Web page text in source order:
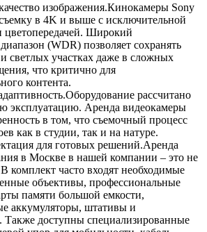
изображения.Кинокамеры Sony
в 4K и выше с исключительной
цветопередачей. Широкий
(WDR) позволяет сохранять
и светлых участках даже в сложных
что критично для
контента.
рассчитано
эксплуатацию. Аренда видеокамеры
в том, что съемочный процесс
как в студии, так и на натуре.
для готовых решений.Аренда
в Москве в нашей компании – это не
комплект часто входят необходимые
объективы, профессиональные
памяти большой емкости,
аккумуляторы, штативы и
Также доступны специализированные